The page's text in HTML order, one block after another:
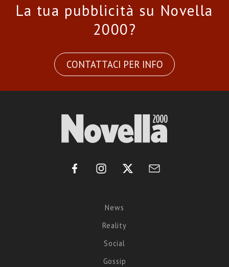
La tua pubblicità su Novella
2000?
CONTATTACI PER INFO
News
Reality
Social
Gossip